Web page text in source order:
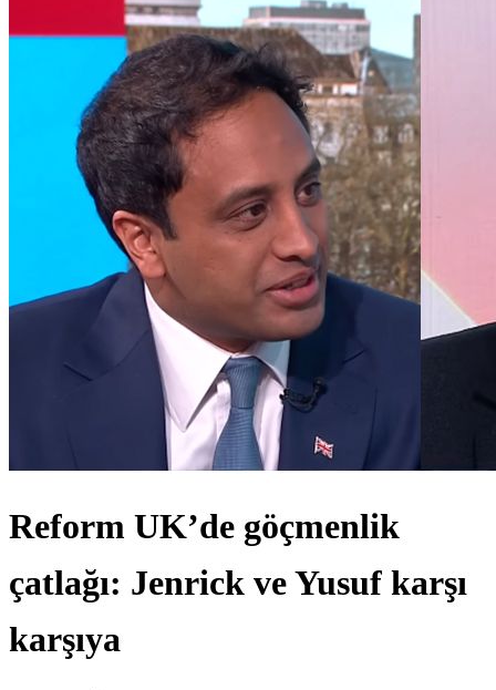
Reform UK’de göçmenlik
çatlağı: Jenrick ve Yusuf karşı
karşıya